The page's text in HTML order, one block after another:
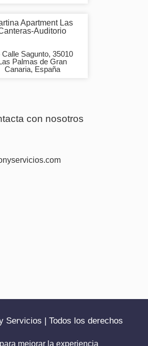
Apartment Las
Auditorio
Calle Sagunto, 35010
Palmas de Gran
Canaria, España
con nosotros
Servicios | Todos los derechos
mejorar la experiencia